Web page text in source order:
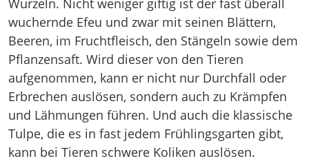
wuchernde Efeu und zwar mit seinen Blättern,
Beeren, im Fruchtfleisch, den Stängeln sowie dem
Pflanzensaft. Wird dieser von den Tieren
aufgenommen, kann er nicht nur Durchfall oder
Erbrechen auslösen, sondern auch zu Krämpfen
und Lähmungen führen. Und auch die klassische
Tulpe, die es in fast jedem Frühlingsgarten gibt,
kann bei Tieren schwere Koliken auslösen.